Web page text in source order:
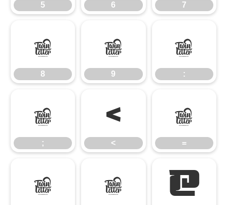
5 6 7
8
8
9
9
:
:
;
;
<
<
=
=
> ? @